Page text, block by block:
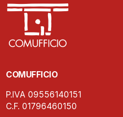
COMUFFICIO
P.IVA 09556140151
C.F. 01796460150